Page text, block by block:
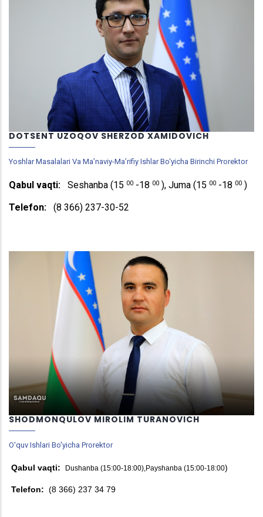
DOTSENT UZOQOV SHERZOD XAMIDOVICH
Yoshlar Masalalari Va Ma’naviy-Ma’rifiy Ishlar Bo‘yicha Birinchi Prorektor
Qabul vaqti: Seshanba (15 00 -18 00 ), Juma (15 00 -18 00 )
Telefon: (8 366) 237-30-52
SHODMONQULOV MIROLIM TURANOVICH
O'quv Ishlari Bo'yicha Prorektor
Qabul vaqti: Dushanba (15:00-18:00),Payshanba (15:00-18:00)
Telefon: (8 366) 237 34 79